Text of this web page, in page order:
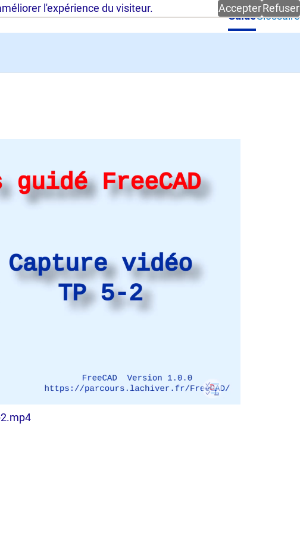
l'expérience du visiteur. Accepter Refuser
GuideGlossaire
0.25
0.5
0.75
Normale